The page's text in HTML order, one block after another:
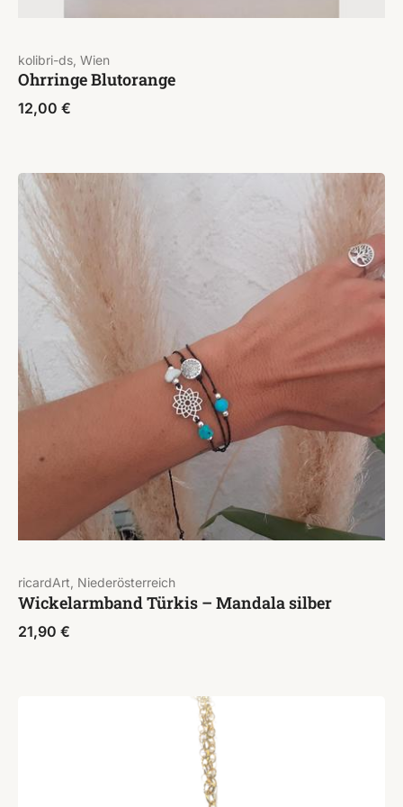
kolibri-ds, Wien
Ohrringe Blutorange
12,00 €
ricardArt, Niederösterreich
Wickelarmband Türkis – Mandala silber
21,90 €